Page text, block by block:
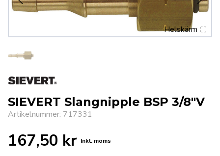
Helskärm
SIEVERT Slangnipple BSP 3/8″V
Artikelnummer: 717331
167,50 kr Inkl. moms